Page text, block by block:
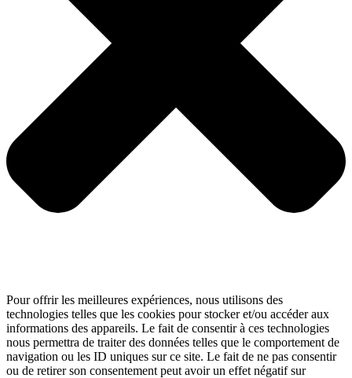
Pour offrir les meilleures expériences, nous utilisons des
technologies telles que les cookies pour stocker et/ou accéder aux
informations des appareils. Le fait de consentir à ces technologies
nous permettra de traiter des données telles que le comportement de
navigation ou les ID uniques sur ce site. Le fait de ne pas consentir
ou de retirer son consentement peut avoir un effet négatif sur